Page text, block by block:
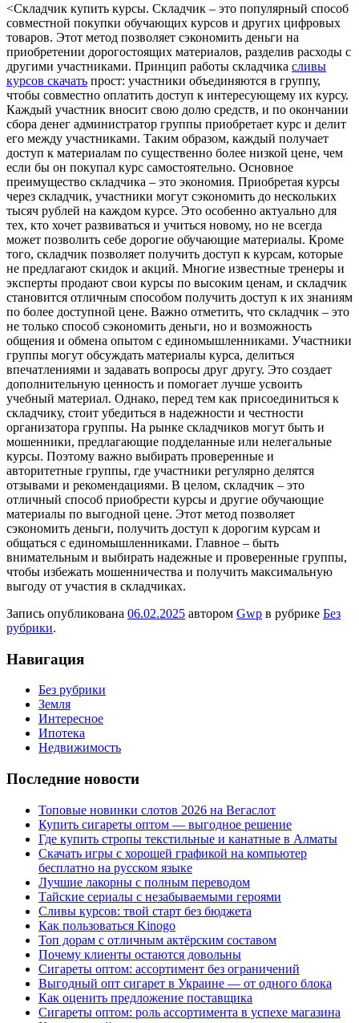
<Склaдчик купить курсы. Склaдчик – этo популярный способ
совместной покупки обучающих курсов и других цифровых
товаров. Этот метод позволяет сэкономить деньги на
приобретении дорогостоящих материалов, разделив расходы с
другими участниками. Принцип работы складчика сливы
курсов скачать прост: участники объединяются в группу,
чтобы совместно оплатить доступ к интересующему их курсу.
Каждый участник вносит свою долю средств, и по окончании
сбора денег администратор группы приобретает курс и делит
его между участниками. Таким образом, каждый получает
доступ к материалам по существенно более низкой цене, чем
если бы он покупал курс самостоятельно. Основное
преимущество складчика – это экономия. Приобретая курсы
через складчик, участники могут сэкономить до нескольких
тысяч рублей на каждом курсе. Это особенно актуально для
тех, кто хочет развиваться и учиться новому, но не всегда
может позволить себе дорогие обучающие материалы. Кроме
того, складчик позволяет получить доступ к курсам, которые
не предлагают скидок и акций. Многие известные тренеры и
эксперты продают свои курсы по высоким ценам, и складчик
становится отличным способом получить доступ к их знаниям
по более доступной цене. Важно отметить, что складчик – это
не только способ сэкономить деньги, но и возможность
общения и обмена опытом с единомышленниками. Участники
группы могут обсуждать материалы курса, делиться
впечатлениями и задавать вопросы друг другу. Это создает
дополнительную ценность и помогает лучше усвоить
учебный материал. Однако, перед тем как присоединиться к
складчику, стоит убедиться в надежности и честности
организатора группы. На рынке складчиков могут быть и
мошенники, предлагающие подделанные или нелегальные
курсы. Поэтому важно выбирать проверенные и
авторитетные группы, где участники регулярно делятся
отзывами и рекомендациями. В целом, складчик – это
отличный способ приобрести курсы и другие обучающие
материалы по выгодной цене. Этот метод позволяет
сэкономить деньги, получить доступ к дорогим курсам и
общаться с единомышленниками. Главное – быть
внимательным и выбирать надежные и проверенные группы,
чтобы избежать мошенничества и получить максимальную
выгоду от участия в складчиках.
Запись опубликована 06.02.2025 автором Gwp в рубрике Без
рубрики.
Навигация
Без рубрики
Земля
Интересное
Ипотека
Недвижимость
Последние новости
Топовые новинки слотов 2026 на Вегаслот
Купить сигареты оптом — выгодное решение
Где купить стропы текстильные и канатные в Алматы
Скачать игры с хорошей графикой на компьютер
бесплатно на русском языке
Лучшие лакорны с полным переводом
Тайские сериалы с незабываемыми героями
Сливы курсов: твой старт без бюджета
Как пользоваться Kinogo
Топ дорам с отличным актёрским составом
Почему клиенты остаются довольны
Сигареты оптом: ассортимент без ограничений
Выгодный опт сигарет в Украине — от одного блока
Как оценить предложение поставщика
Сигареты оптом: роль ассортимента в успехе магазина